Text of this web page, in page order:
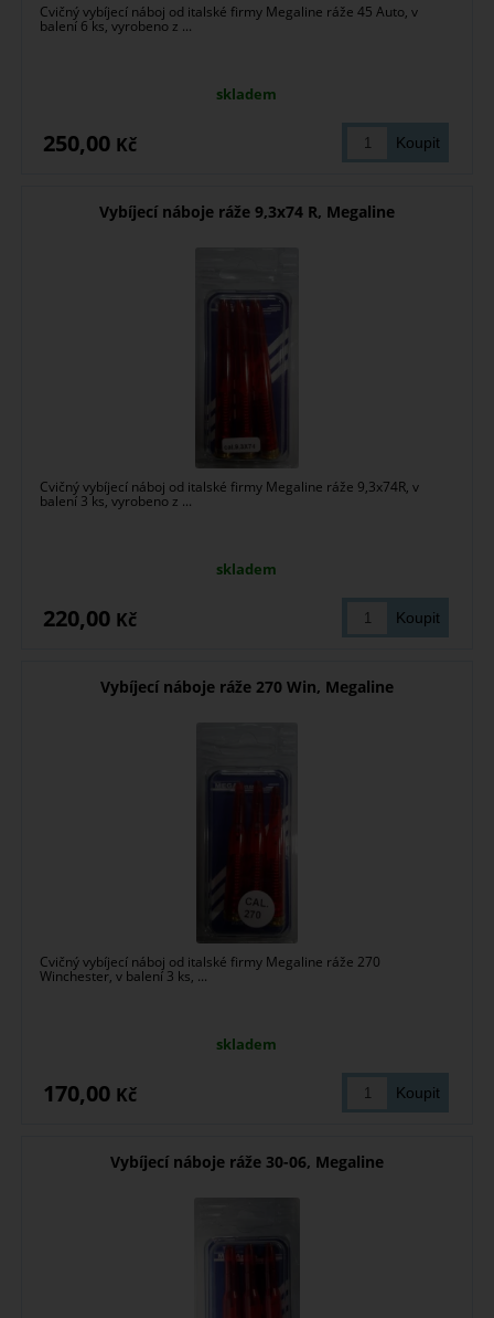
Cvičný vybíjecí náboj od italské firmy Megaline ráže 45 Auto, v
balení 6 ks, vyrobeno z ...
skladem
250,00 Kč
Vybíjecí náboje ráže 9,3x74 R, Megaline
Cvičný vybíjecí náboj od italské firmy Megaline ráže 9,3x74R, v
balení 3 ks, vyrobeno z ...
skladem
220,00 Kč
Vybíjecí náboje ráže 270 Win, Megaline
Cvičný vybíjecí náboj od italské firmy Megaline ráže 270
Winchester, v balení 3 ks, ...
skladem
170,00 Kč
Vybíjecí náboje ráže 30-06, Megaline